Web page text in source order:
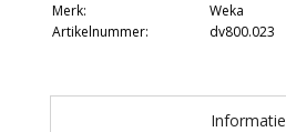
Merk:
Weka
Artikelnummer:
dv800.023
Informatie